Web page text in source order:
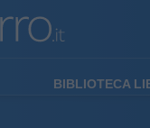
BIBLIOTECA